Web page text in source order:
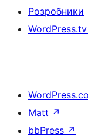
Розробники
WordPress.tv
Matt ↗
bbPress ↗